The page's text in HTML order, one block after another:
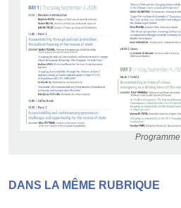
Programme
DANS LA MÊME RUBRIQUE